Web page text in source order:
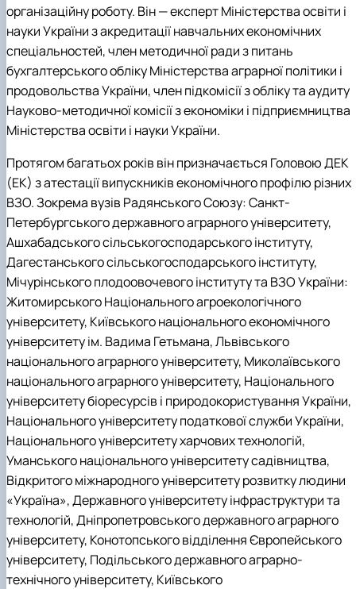
організаційну роботу. Він — експерт Міністерства освіти і
науки України з акредитації навчальних економічних
спеціальностей, член методичної ради з питань
бухгалтерського обліку Міністерства аграрної політики і
продовольства України, член підкомісії з обліку та аудиту
Науково-методичної комісії з економіки і підприємництва
Міністерства освіти і науки України.
Протягом багатьох років він призначається Головою ДЕК
(ЕК) з атестації випускників економічного профілю різних
ВЗО. Зокрема вузів Радянського Союзу: Санкт-
Петербургського державного аграрного університету,
Ашхабадського сільськогосподарського інституту,
Дагестанського сільськогосподарського інституту,
Мічурінського плодоовочевого інституту та ВЗО України:
Житомирського Національного агроекологічного
університету, Київського національного економічного
університету ім. Вадима Гетьмана, Львівського
національного аграрного університету, Миколаївського
національного аграрного університету, Національного
університету біоресурсів і природокористування України,
Національного університету податкової служби України,
Національного університету харчових технологій,
Уманського національного університету садівництва,
Відкритого міжнародного університету розвитку людини
«Україна», Державного університету інфраструктури та
технологій, Дніпропетровського державного аграрного
університету, Конотопського відділення Європейського
університету, Подільського державного аграрно-
технічного університету, Київського